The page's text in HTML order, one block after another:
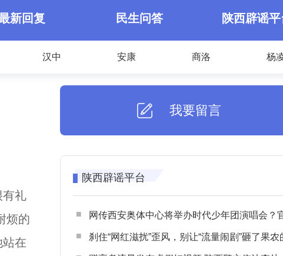
新回复 民生问答 陕西辟谣
汉中 安康 商洛 杨
有礼
烦的
站在
我要留言
陕西辟谣平台
网传西安奥体中心将举办时代少年团演唱会？官方回应：纯
刹住“网红滋扰”歪风，别让“流量闹剧”砸了果农